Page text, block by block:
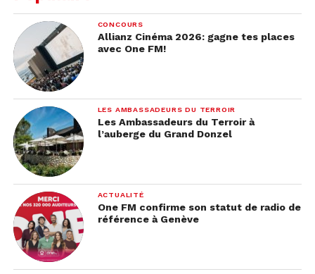
CONCOURS
Allianz Cinéma 2026: gagne tes places
avec One FM!
LES AMBASSADEURS DU TERROIR
Les Ambassadeurs du Terroir à
l’auberge du Grand Donzel
ACTUALITÉ
One FM confirme son statut de radio de
référence à Genève